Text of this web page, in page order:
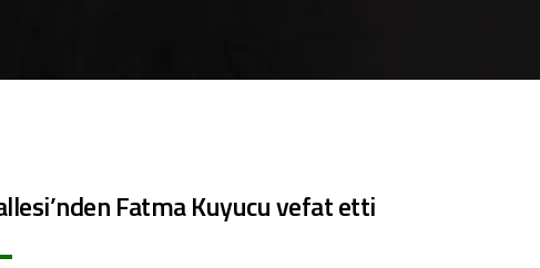
Fatma Kuyucu vefat etti